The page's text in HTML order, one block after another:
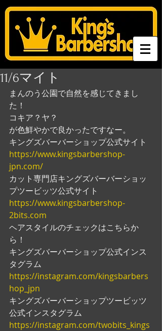
11/6マイト
まんのう公園で自然を感じてきまし
た！
コキア？ヤ？
が色鮮やかで良かったですなー。
キングズバーバーショップ公式サイト
https://www.kingsbarbershop-
jpn.com/
カット専門店キングズバーバーショッ
プツービッツ公式サイト
https://www.kingsbarbershop-
2bits.com
ヘアスタイルのチェックはこちらか
ら！
キングズバーバーショップ公式インス
タグラム
https://instagram.com/kingsbarbers
hop_jpn
キングズバーバーショップツービッツ
公式インスタグラム
https://instagram.com/twobits_kings